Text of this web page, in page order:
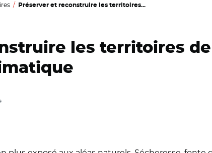
Préserver et reconstruire les territoires...
les territoires